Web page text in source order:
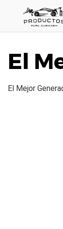
contenido
El
El Mejor